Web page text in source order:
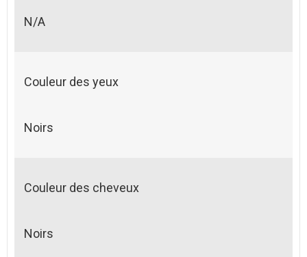
N/A
Couleur des yeux
Noirs
Couleur des cheveux
Noirs